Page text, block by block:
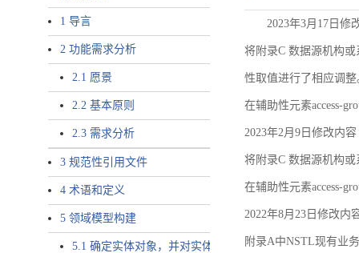
1 导言
2 功能需求分析
2.1 愿景
2.2 基本原则
2.3 需求分析
3 规范性引用文件
4 术语和定义
5 领域模型构建
5.1 确定实体对象，并对实体对象命名
2023年3月17日修
将附录C 数据源机构或
性取值进行了相应调整
在辅助性元素access-
2023年2月9日修改内容
将附录C 数据源机构或
在辅助性元素access-
2022年8月23日修改内
附录A中NSTL现有业